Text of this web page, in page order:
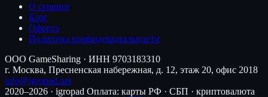
О сервисе
Блог
Оферта
Политика конфиденциальности
ООО GameSharing · ИНН 9703183310
г. Москва, Пресненская набережная, д. 12, этаж 20, офис 2018
info@igropad.net
2020–2026 · igropad Оплата: карты РФ · СБП · криптовалюта